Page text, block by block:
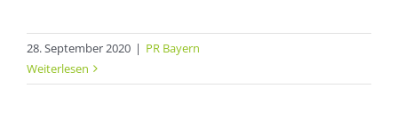
28. September 2020 | PR Bayern
Weiterlesen